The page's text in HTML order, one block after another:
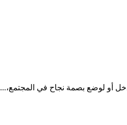
أو لوضع بصمة نجاح في المجتمع،...